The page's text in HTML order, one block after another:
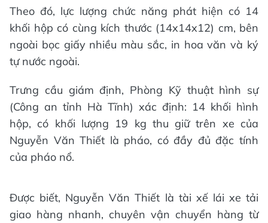
Theo đó, lực lượng chức năng phát hiện có 14
khối hộp có cùng kích thước (14x14x12) cm, bên
ngoài bọc giấy nhiều màu sắc, in hoa văn và ký
tự nước ngoài.
Trưng cầu giám định, Phòng Kỹ thuật hình sự
(Công an tỉnh Hà Tĩnh) xác định: 14 khối hình
hộp, có khối lượng 19 kg thu giữ trên xe của
Nguyễn Văn Thiết là pháo, có đầy đủ đặc tính
của pháo nổ.
Được biết, Nguyễn Văn Thiết là tài xế lái xe tải
giao hàng nhanh, chuyên vận chuyển hàng từ